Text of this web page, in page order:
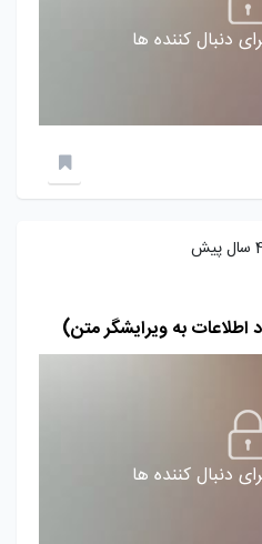
دنبال کننده ها
پیش
به ویرایشگر متن)
دنبال کننده ها